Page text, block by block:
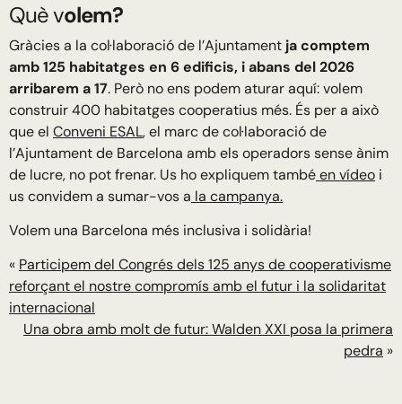
Què volem?
Gràcies a la col·laboració de l’Ajuntament ja comptem
amb 125 habitatges en 6 edificis, i abans del 2026
arribarem a 17. Però no ens podem aturar aquí: volem
construir 400 habitatges cooperatius més. És per a això
que el Conveni ESAL, el marc de col·laboració de
l’Ajuntament de Barcelona amb els operadors sense ànim
de lucre, no pot frenar. Us ho expliquem tambéen vídeo i
us convidem a sumar-vos a la campanya.
Volem una Barcelona més inclusiva i solidària!
« Participem del Congrés dels 125 anys de cooperativisme
reforçant el nostre compromís amb el futur i la solidaritat
internacional
Una obra amb molt de futur: Walden XXI posa la primera
pedra »